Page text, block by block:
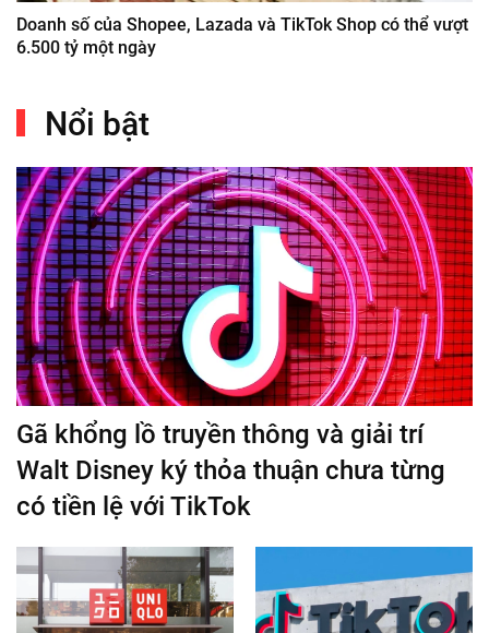
Doanh số của Shopee, Lazada và TikTok Shop có thể vượt
6.500 tỷ một ngày
Nổi bật
Gã khổng lồ truyền thông và giải trí
Walt Disney ký thỏa thuận chưa từng
có tiền lệ với TikTok